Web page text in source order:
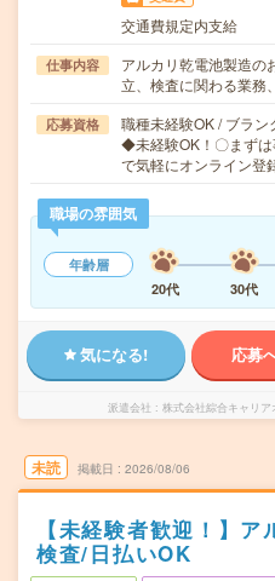
交通費規定内支給
仕事内容
アルカリ乾電池製造の
立、検査に関わる業
応募資格
職種未経験OK / ブラン
◆未経験OK！〇まず
で気軽にオンライン
職場の雰囲気
年齢層
20代
30代
気になる! 応募
派遣会社 株式会社綜合キャリ
未読 掲載日 2026/08/06
【未経験者歓迎！】ア
検査/日払いOK